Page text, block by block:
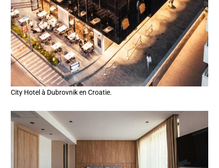
City Hotel à Dubrovnik en Croatie.